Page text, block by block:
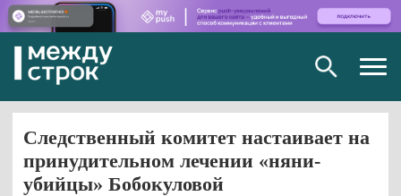
Следственный комитет настаивает на
принудительном лечении «няни-
убийцы» Бобокуловой